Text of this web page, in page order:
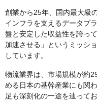
創業から25年、国内最大級
インフラを支えるデータプ
盤と安定した収益性を誇っ
加速させる」というミッシ
しています。
物流業界は、市場規模が約
める日本の基幹産業にも関
足も深刻化の一途を辿って